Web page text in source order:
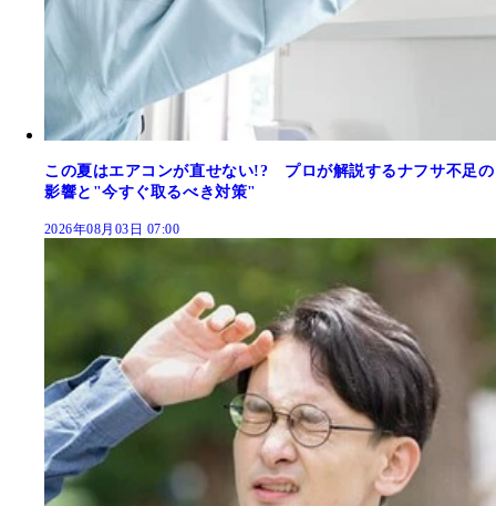
この夏はエアコンが直せない!? プロが解説するナフサ不足の
影響と"今すぐ取るべき対策"
2026年08月03日 07:00